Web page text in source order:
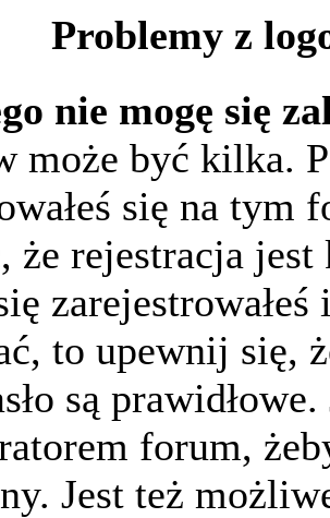
Problemy z
nie mogę się
może być kilka.
się na tym
że rejestracja
to upewnij się,
są
forum,
Jest też